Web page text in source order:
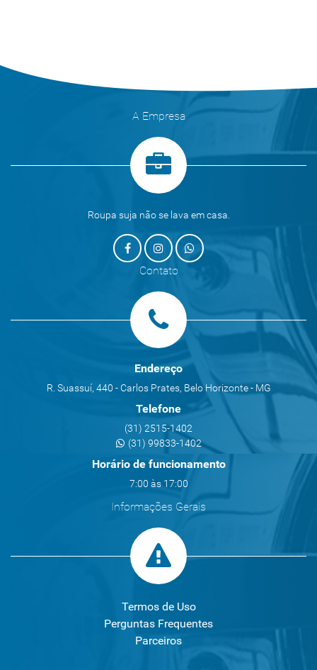
A Empresa
Roupa suja não se lava em casa.
Contato
Endereço
R. Suassuí, 440 - Carlos Prates, Belo Horizonte - MG
Telefone
(31) 2515-1402
(31) 99833-1402
Horário de funcionamento
7:00 às 17:00
Informações Gerais
Termos de Uso
Perguntas Frequentes
Parceiros